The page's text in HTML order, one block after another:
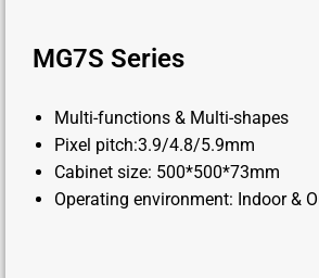
MG7S Series
Multi-functions & Multi-shapes
Pixel pitch:3.9/4.8/5.9mm
Cabinet size: 500*500*73mm
Operating environment: Indoor &